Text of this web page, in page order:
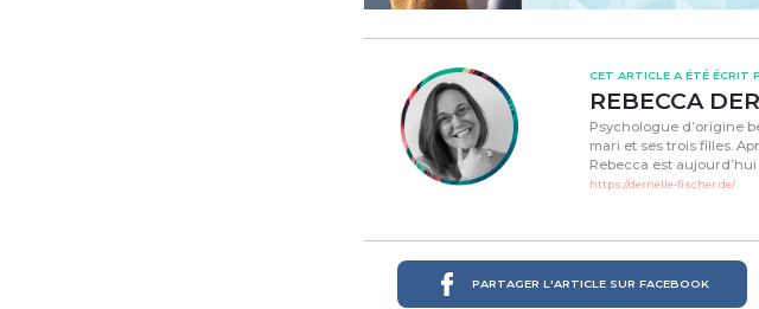
CET ARTICLE A ÉTÉ ÉCRIT
REBECCA
Psychologue d’origine
mari et ses trois filles.
Rebecca est
https://dernelle-fischer.de/
PARTAGER L'ARTICLE SUR FACEBOOK